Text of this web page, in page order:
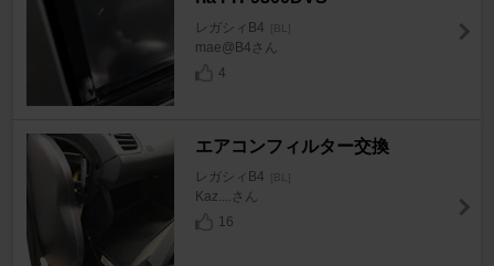
レガシィB4 [BL]
mae@B4さん
4
エアコンフィルター交換
レガシィB4 [BL]
Kaz....さん
16